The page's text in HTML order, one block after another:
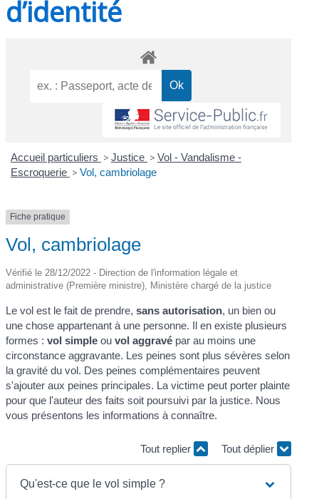
d’identité
Accueil particuliers > Justice > Vol - Vandalisme -
Escroquerie > Vol, cambriolage
Fiche pratique
Vol, cambriolage
Vérifié le 28/12/2022 - Direction de l'information légale et
administrative (Première ministre), Ministère chargé de la justice
Le vol est le fait de prendre,sans autorisation, un bien ou
une chose appartenant à une personne. Il en existe plusieurs
formes :vol simple ouvol aggravé par au moins une
circonstance aggravante. Les peines sont plus sévères selon
la gravité du vol. Des peines complémentaires peuvent
s'ajouter aux peines principales. La victime peut porter plainte
pour que l'auteur des faits soit poursuivi par la justice. Nous
vous présentons les informations à connaître.
Tout replier Tout déplier
Qu'est-ce que le vol simple ?